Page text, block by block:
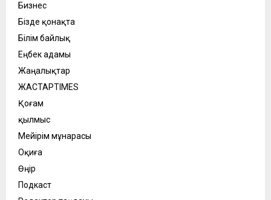
Бизнес
Бізде қонақта
Білім байлық
Еңбек адамы
Жаңалықтар
ЖАСТАРTIMES
Қоғам
қылмыс
Мейірім мұнарасы
Оқиға
Өңір
Подкаст